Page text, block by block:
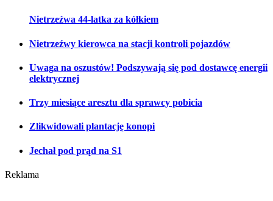
Nietrzeźwa 44-latka za kółkiem
Nietrzeźwy kierowca na stacji kontroli pojazdów
Uwaga na oszustów! Podszywają się pod dostawcę energii
elektrycznej
Trzy miesiące aresztu dla sprawcy pobicia
Zlikwidowali plantację konopi
Jechał pod prąd na S1
Reklama